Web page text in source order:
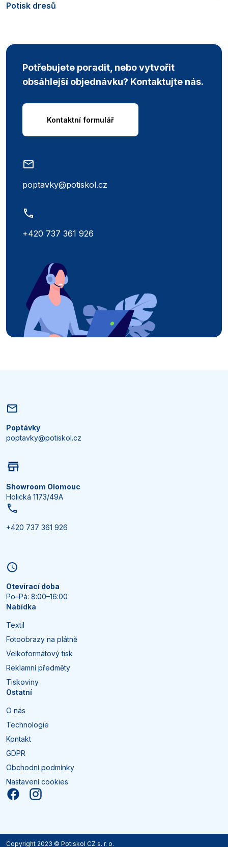
Potisk dresů
Potřebujete poradit, nebo vytvořit
obsáhlejší objednávku? Kontaktujte nás.
Kontaktní formulář
poptavky@potiskol.cz
+420 737 361 926
Poptávky
poptavky@potiskol.cz
Showroom Olomouc
Holická 1173/49A
+420 737 361 926
Otevírací doba
Po–Pá: 8:00–16:00
Nabídka
Textil
Fotoobrazy na plátně
Velkoformátový tisk
Reklamní předměty
Tiskoviny
Ostatní
O nás
Technologie
Kontakt
GDPR
Obchodní podmínky
Nastavení cookies
Copyright 2023 © Potiskol CZ s. r. o.